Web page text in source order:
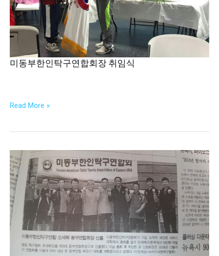
미동부한인탁구연합회장 취임식
합
회
장
임
식
Read More »
미
동
부
한
인
탁
구